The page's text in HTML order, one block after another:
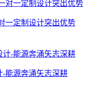
一定制设计突出优势
-能源奔涌矢志深耕